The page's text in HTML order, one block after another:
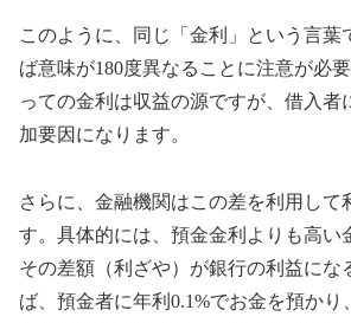
このように、同じ「金利」という言葉
ば意味が180度異なることに注意が必
っての金利は収益の源ですが、借入者
加要因になります。
さらに、金融機関はこの差を利用して
す。具体的には、預金金利よりも高い
その差額（利ざや）が銀行の利益にな
ば、預金者に年利0.1%でお金を預かり